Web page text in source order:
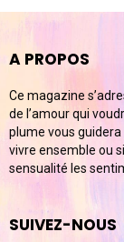
A PROPOS
Ce magazine
de l’amour qui
plume vous
vivre ensemble ou
sensualité les
SUIVEZ-NOUS